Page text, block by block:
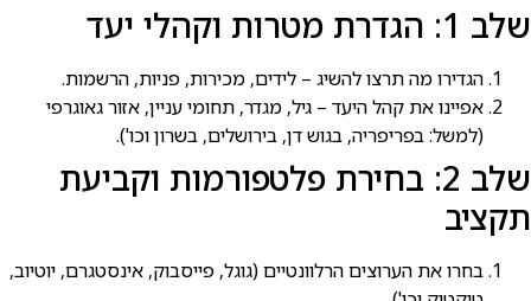
שלב 1: הגדרת מטרות וקהלי יעד
הגדירו מה תרצו להשיג – לידים, מכירות, פניות, הרשמות.
אפיינו את קהל היעד – גיל, מגדר, תחומי עניין, אזור גאוגרפי
(למשל: בפריפריה, בגוש דן, בירושלים, בשרון וכו').
שלב 2: בחירת פלטפורמות וקביעת
תקציב
בחרו את הערוצים הרלוונטיים (גוגל, פייסבוק, אינסטגרם, יוטיוב,